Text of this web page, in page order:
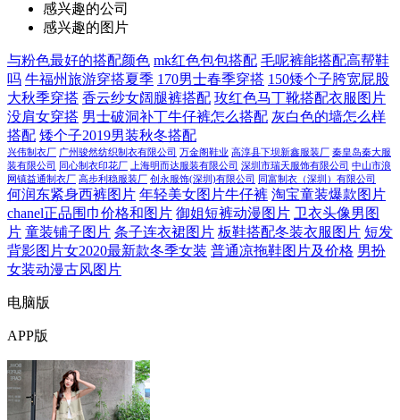
感兴趣的公司
感兴趣的图片
与粉色最好的搭配颜色 mk红色包包搭配 毛呢裤能搭配高帮鞋
吗 牛福州旅游穿搭夏季 170男士春季穿搭 150矮个子胯宽屁股
大秋季穿搭 香云纱女阔腿裤搭配 玫红色马丁靴搭配衣服图片
没肩女穿搭 男士破洞补丁牛仔裤怎么搭配 灰白色的墙怎么样
搭配 矮个子2019男装秋冬搭配
兴伟制衣厂 广州骏然纺织制衣有限公司 万金阁鞋业 高淳县下坝新鑫服装厂 秦皇岛秦大服
装有限公司 同心制衣印花厂 上海明而达服装有限公司 深圳市瑞天服饰有限公司 中山市浪
网镇益通制衣厂 高步利稳服装厂 创永服饰(深圳)有限公司 同富制衣（深圳）有限公司
何润东紧身西裤图片 年轻美女图片牛仔裤 淘宝童装爆款图片
chanel正品围巾价格和图片 御姐短裤动漫图片 卫衣头像男图
片 童装铺子图片 条子连衣裙图片 板鞋搭配冬装衣服图片 短发
背影图片女2020最新款冬季女装 普通凉拖鞋图片及价格 男扮
女装动漫古风图片
电脑版
APP版